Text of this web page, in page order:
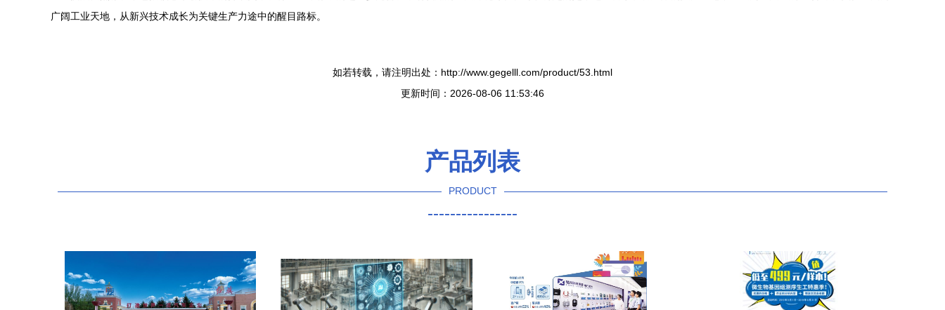
广阔工业天地，从新兴技术成长为关键生产力途中的醒目路标。
如若转载，请注明出处：http://www.gegelll.com/product/53.html
更新时间：2026-08-06 11:53:46
产品列表
PRODUCT
----------------